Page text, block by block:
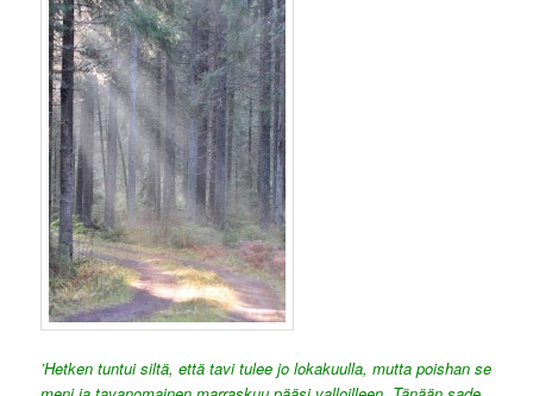
’Hetken tuntui siltä, että tavi tulee jo lokakuulla, mutta poishan se